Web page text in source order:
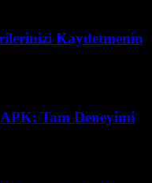
Kaydetmenin
Tam Deneyimi